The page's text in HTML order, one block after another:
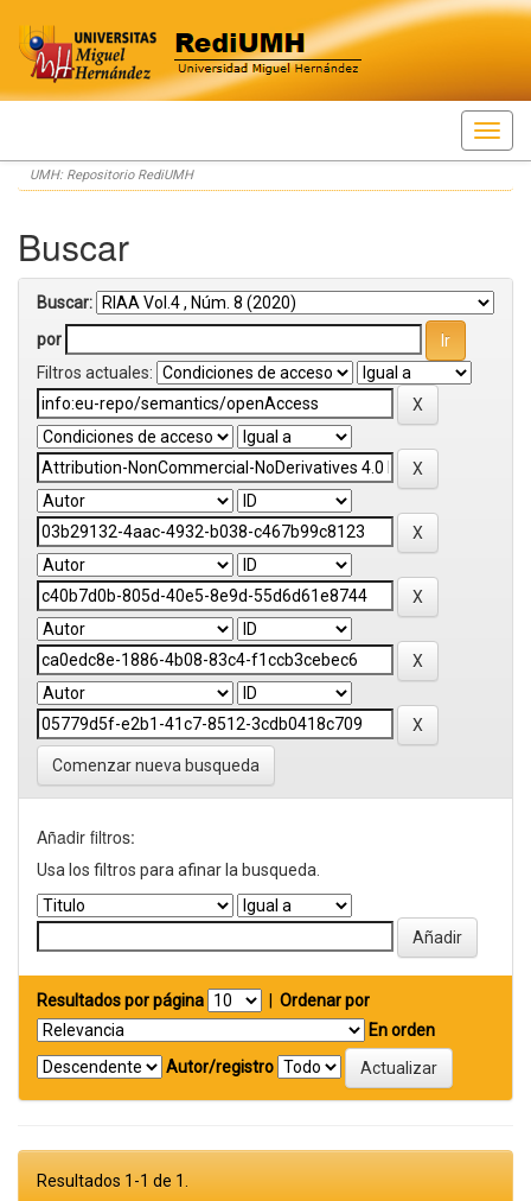
Skip
navigation
UMH: Repositorio RediUMH
Buscar
Buscar:
por
Filtros actuales:
Comenzar nueva busqueda
Añadir filtros:
Usa los filtros para afinar la busqueda.
Resultados por página
Ordenar por
En orden
Autor/registro
Resultados 1-1 de 1.